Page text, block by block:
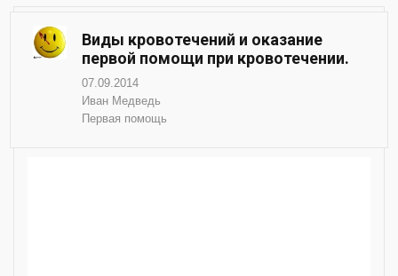
Виды кровотечений и оказание
первой помощи при кровотечении.
07.09.2014
Иван Медведь
Первая помощь